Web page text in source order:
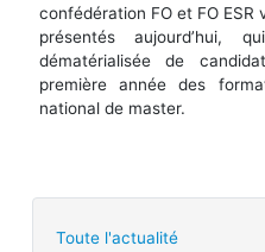
confédération FO et FO
présentés aujourd’hui,
dématérialisée de
première année des
national de master.
Toute l'actualité